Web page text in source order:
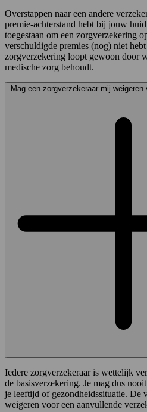
Overstappen naar een andere
premie-achterstand hebt bij jouw
toegestaan om een zorgverzekering
verschuldigde premies (nog) niet
zorgverzekering loopt gewoon door
medische zorg behoudt.
Mag een zorgverzekeraar mij
Iedere zorgverzekeraar is wettelijk
de basisverzekering. Je mag dus
je leeftijd of gezondheidssituatie. De
weigeren voor een aanvullende